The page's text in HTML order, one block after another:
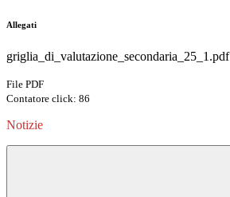
Allegati
griglia_di_valutazione_secondaria_25_1.pdf
File PDF
Contatore click: 86
Notizie